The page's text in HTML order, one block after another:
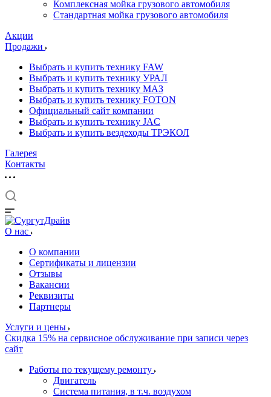
Комплексная мойка грузового автомобиля
Стандартная мойка грузового автомобиля
Акции
Продажи
Выбрать и купить технику FAW
Выбрать и купить технику УРАЛ
Выбрать и купить технику МАЗ
Выбрать и купить технику FOTON
Официальный сайт компании
Выбрать и купить технику JAC
Выбрать и купить вездеходы ТРЭКОЛ
Галерея
Контакты
О нас
О компании
Сертификаты и лицензии
Отзывы
Вакансии
Реквизиты
Партнеры
Услуги и цены
Скидка 15% на сервисное обслуживание при записи через
сайт
Работы по текущему ремонту
Двигатель
Система питания, в т.ч. воздухом